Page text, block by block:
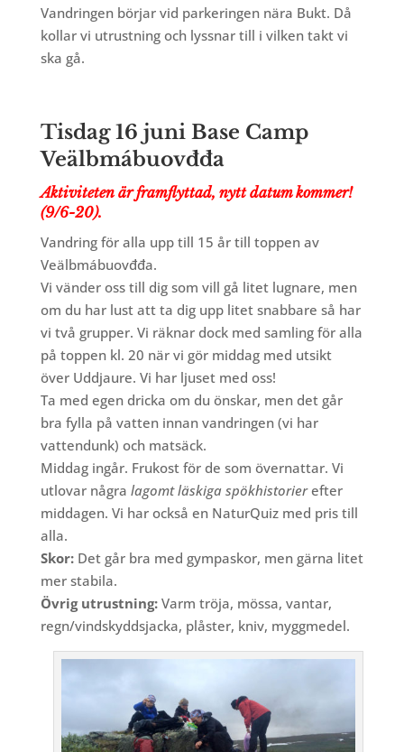
Vandringen börjar vid parkeringen nära Bukt. Då
kollar vi utrustning och lyssnar till i vilken takt vi
ska gå.
Tisdag 16 juni Base Camp
Veälbmábuovđđa
Aktiviteten är framflyttad, nytt datum kommer!
(9/6-20).
Vandring för alla upp till 15 år till toppen av
Veälbmábuovđđa.
Vi vänder oss till dig som vill gå litet lugnare, men
om du har lust att ta dig upp litet snabbare så har
vi två grupper. Vi räknar dock med samling för alla
på toppen kl. 20 när vi gör middag med utsikt
över Uddjaure. Vi har ljuset med oss!
Ta med egen dricka om du önskar, men det går
bra fylla på vatten innan vandringen (vi har
vattendunk) och matsäck.
Middag ingår. Frukost för de som övernattar. Vi
utlovar några lagomt läskiga spökhistorierefter
middagen. Vi har också en NaturQuiz med pris till
alla.
Skor: Det går bra med gympaskor, men gärna litet
mer stabila.
Övrig utrustning: Varm tröja, mössa, vantar,
regn/vindskyddsjacka, plåster, kniv, myggmedel.